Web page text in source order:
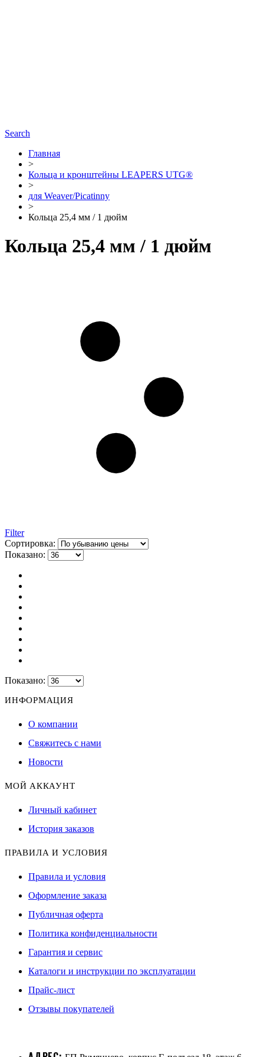
Search
Главная
>
Кольца и кронштейны LEAPERS UTG®
>
для Weaver/Picatinny
>
Кольца 25,4 мм / 1 дюйм
Кольца 25,4 мм / 1 дюйм
Filter
Сортировка:
Показано:
Показано:
ИНФОРМАЦИЯ
О компании
Свяжитесь с нами
Новости
МОЙ АККАУНТ
Личный кабинет
История заказов
ПРАВИЛА И УСЛОВИЯ
Правила и условия
Оформление заказа
Публичная оферта
Политика конфиденциальности
Гарантия и сервис
Каталоги и инструкции по эксплуатации
Прайс-лист
Отзывы покупателей